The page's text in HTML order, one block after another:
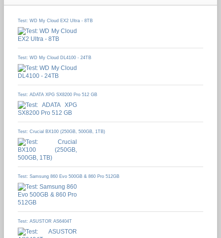
Test: WD My Cloud EX2 Ultra - 8TB
Test: WD My Cloud DL4100 - 24TB
Test: ADATA XPG SX8200 Pro 512 GB
Test: Crucial BX100 (250GB, 500GB, 1TB)
Test: Samsung 860 Evo 500GB & 860 Pro 512GB
Test: ASUSTOR AS6404T